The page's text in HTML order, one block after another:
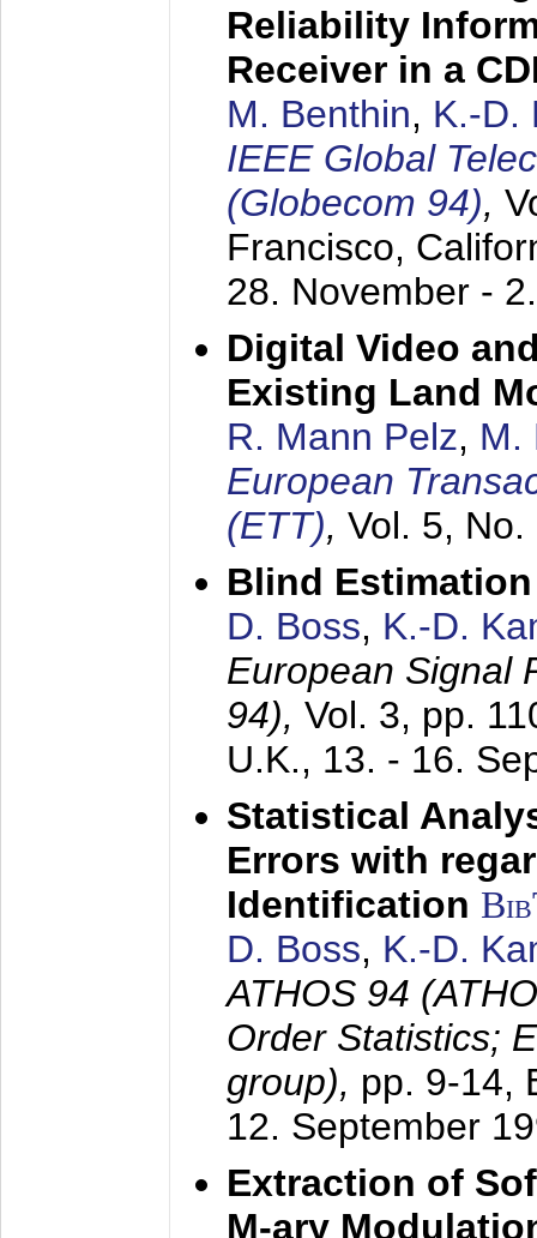
Reliability
Receiver in a
M. Benthin, K.-D.
IEEE Global
(Globecom 94),
Francisco,
28. November -
Digital Video
Existing Land
R. Mann Pelz, M.
European
(ETT), Vol. 5,
Blind
D. Boss, K.-D.
European Signal
94), Vol. 3, pp.
U.K., 13. - 16.
Statistical
Errors with
Identification
D. Boss, K.-D.
ATHOS 94
Order Statistics;
group), pp. 9-14,
12. September
Extraction of
M-ary